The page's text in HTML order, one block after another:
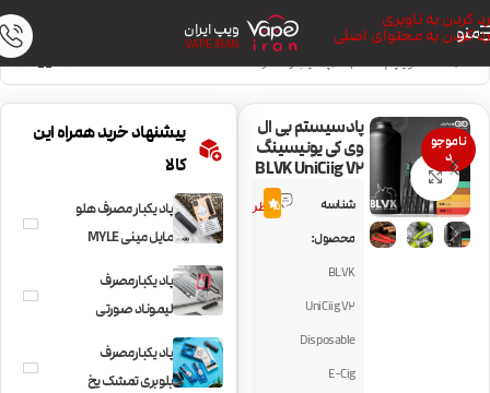
رد کردن به ناوبری
رد کردن به محتوای اصلی
منو ویپ ایران
VAPE IRAN
خانه/دستگاه ویپ | Vape Kit /پاد یکبار مصرف
ناموجو
د
بزرگنمایی تصویر
پادسیستم بی ال
وی کی یونیسینگ
BLVK UniCiig V2
شناسه
محصول:
BLVK
UniCiig V2
Disposable
E-Cig
2
نظر5.0
پیشنهاد خرید همراه این
کالا
پاد یکبار مصرف هلو
مایل مینی MYLE
Mini Peach
پاد یکبارمصرف
لیموناد صورتی
MYLE Mini Pink
Lemonade
پاد یکبارمصرف
بلوبری تمشک یخ